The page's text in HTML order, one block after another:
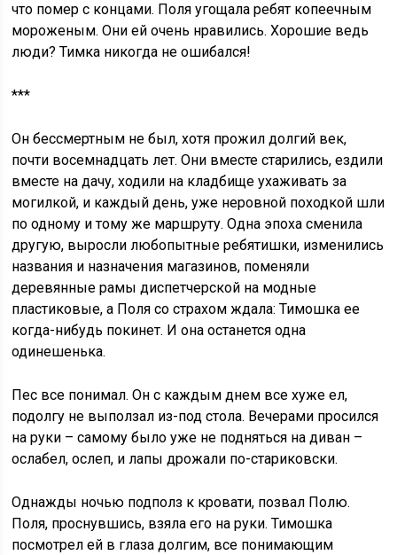
что помер с концами. Поля угощала ребят копеечным
мороженым. Они ей очень нравились. Хорошие ведь
люди? Тимка никогда не ошибался!
***
Он бессмертным не был, хотя прожил долгий век,
почти восемнадцать лет. Они вместе старились, ездили
вместе на дачу, ходили на кладбище ухаживать за
могилкой, и каждый день, уже неровной походкой шли
по одному и тому же маршруту. Одна эпоха сменила
другую, выросли любопытные ребятишки, изменились
названия и назначения магазинов, поменяли
деревянные рамы диспетчерской на модные
пластиковые, а Поля со страхом ждала: Тимошка ее
когда-нибудь покинет. И она останется одна
одинешенька.
Пес все понимал. Он с каждым днем все хуже ел,
подолгу не выползал из-под стола. Вечерами просился
на руки – самому было уже не подняться на диван –
ослабел, ослеп, и лапы дрожали по-стариковски.
Однажды ночью подполз к кровати, позвал Полю.
Поля, проснувшись, взяла его на руки. Тимошка
посмотрел ей в глаза долгим, все понимающим